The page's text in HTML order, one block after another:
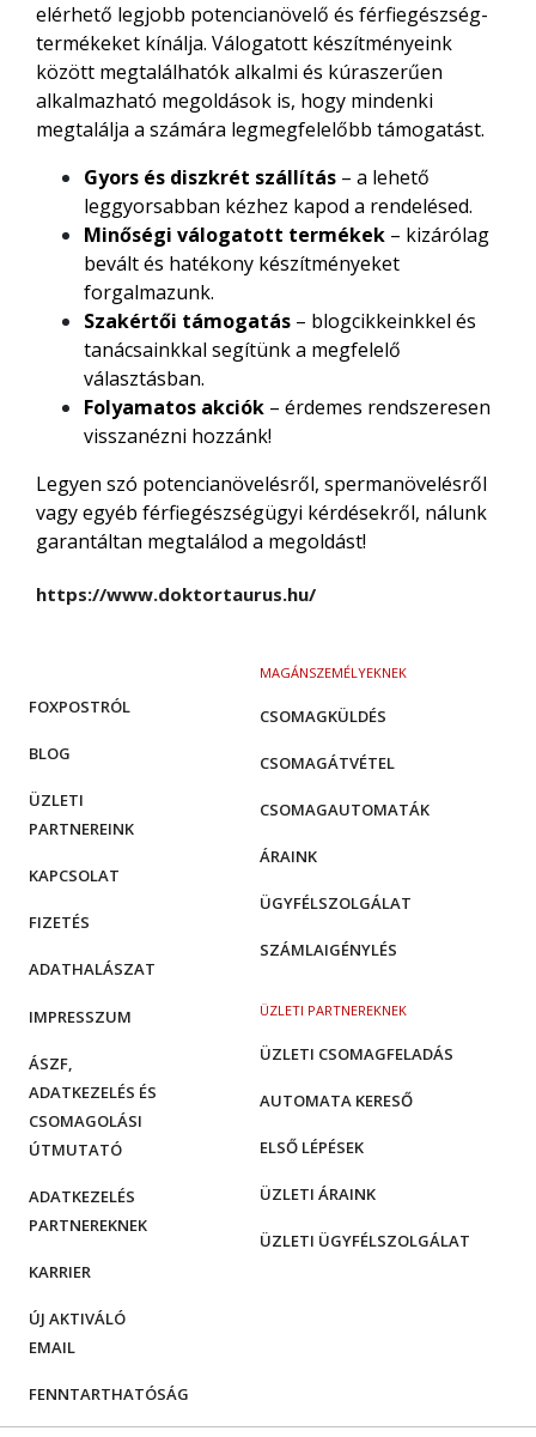
elérhető legjobb potencianövelő és férfiegészség-
termékeket kínálja. Válogatott készítményeink
között megtalálhatók alkalmi és kúraszerűen
alkalmazható megoldások is, hogy mindenki
megtalálja a számára legmegfelelőbb támogatást.
Gyors és diszkrét szállítás – a lehető
leggyorsabban kézhez kapod a rendelésed.
Minőségi válogatott termékek – kizárólag
bevált és hatékony készítményeket
forgalmazunk.
Szakértői támogatás – blogcikkeinkkel és
tanácsainkkal segítünk a megfelelő
választásban.
Folyamatos akciók – érdemes rendszeresen
visszanézni hozzánk!
Legyen szó potencianövelésről, spermanövelésről
vagy egyéb férfiegészségügyi kérdésekről, nálunk
garantáltan megtalálod a megoldást!
https://www.doktortaurus.hu/
MAGÁNSZEMÉLYEKNEK
CSOMAGKÜLDÉS
CSOMAGÁTVÉTEL
CSOMAGAUTOMATÁK
ÁRAINK
ÜGYFÉLSZOLGÁLAT
SZÁMLAIGÉNYLÉS
ÜZLETI PARTNEREKNEK
ÜZLETI CSOMAGFELADÁS
AUTOMATA KERESŐ
ELSŐ LÉPÉSEK
ÜZLETI ÁRAINK
ÜZLETI ÜGYFÉLSZOLGÁLAT
FOXPOSTRÓL
BLOG
ÜZLETI
PARTNEREINK
KAPCSOLAT
FIZETÉS
ADATHALÁSZAT
IMPRESSZUM
ÁSZF,
ADATKEZELÉS ÉS
CSOMAGOLÁSI
ÚTMUTATÓ
ADATKEZELÉS
PARTNEREKNEK
KARRIER
ÚJ AKTIVÁLÓ
EMAIL
FENNTARTHATÓSÁG